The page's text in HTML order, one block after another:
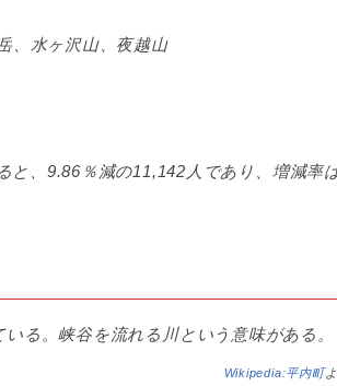
、水ヶ沢山、夜越山
と、9.86％減の11,142人であり、増減率
る。峡谷を流れる川という意味がある。
Wikipedia:平内町